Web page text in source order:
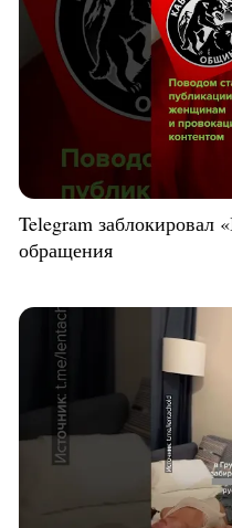
Telegram заблокировал
обращения